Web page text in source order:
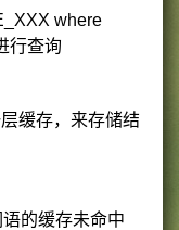
where
行查询
缓存，来存储结
的缓存未命中